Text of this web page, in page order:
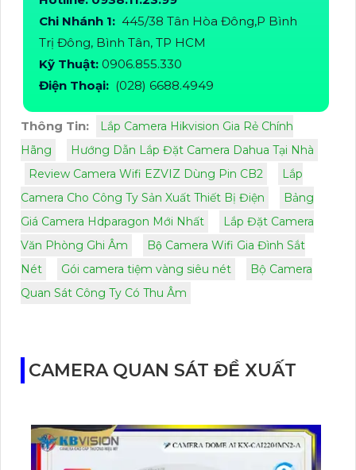
Chi Nhánh 1: 445/38 Tân Hòa Đông,P Bình
Trị Đông, Bình Tân, TP HCM
Kỹ Thuật: 0906.855.330
Điện Thoại: (028) 6688.4949
Thông Tin:
Lắp Camera Hikvision Gia Rẻ Chính
Hãng
Hướng Dẫn Lắp Đặt Camera Dahua Tại Nhà
Review Camera Wifi EZVIZ Dùng Pin CB2
Lắp
Camera Cho Công Ty Sản Xuất Thiết Bị Điện
Bảng
Giá Camera Hdparagon Mới Nhất
Lắp Đặt Camera
Văn Phòng Ghi Âm
Bộ Camera Wifi Gia Đình Sắt
Nét
Gói camera tiệm vàng siêu nét
Bộ Camera
Quan Sát Công Ty Có Thu Âm
CAMERA QUAN SÁT ĐỀ XUẤT